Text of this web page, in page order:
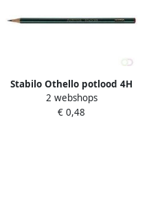
Stabilo Othello potlood 4H
2 webshops
€ 0,48